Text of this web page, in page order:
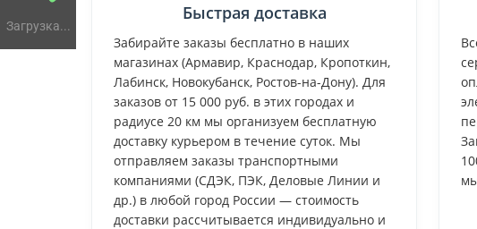
Загрузка...
Быстрая доставка
Забирайте заказы бесплатно в наших
магазинах (Армавир, Краснодар, Кропоткин,
Лабинск, Новокубанск, Ростов-на-Дону). Для
заказов от 15 000 руб. в этих городах и
радиусе 20 км мы организуем бесплатную
доставку курьером в течение суток. Мы
отправляем заказы транспортными
компаниями (СДЭК, ПЭК, Деловые Линии и
др.) в любой город России — стоимость
доставки рассчитывается индивидуально и